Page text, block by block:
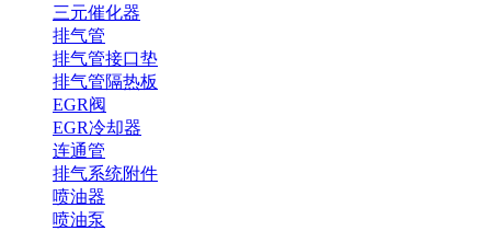
三元催化器
排气管
排气管接口垫
排气管隔热板
EGR阀
EGR冷却器
连通管
排气系统附件
喷油器
喷油泵